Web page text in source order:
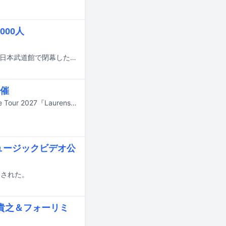
人
sumikaの全国ツアー「sumika Live Tour 2026『Unique』」が7月24日に東京・日本武道館で閉幕した。
sumikaが2027年1月から4月にかけて全国ホール＆アリーナツアー「sumika Live Tour 2027『Laurens Library』」を開催する。
ジックビデオ公
れた。
＆フォーリミ